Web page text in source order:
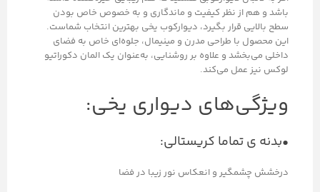
باشد و هم از نظر کیفیت و ماندگاری و به خصوص خاص بودن
سطح بالایی قرار بگیرد، دیوارکوب یخی بهترین انتخاب شماست.
این محصول با طراحی مدرن و مینیمال، جلوه‌ای خاص به فضای
داخلی می‌بخشد و علاوه بر روشنایی، به‌عنوان یک المان دکوراتیو
لوکس نیز عمل می‌کند.
ویژگی‌های دیواری یخی:
•بدنه ی تماما کریستالی:
درخشش چشمگیر و انعکاس نور زیبا در فضا